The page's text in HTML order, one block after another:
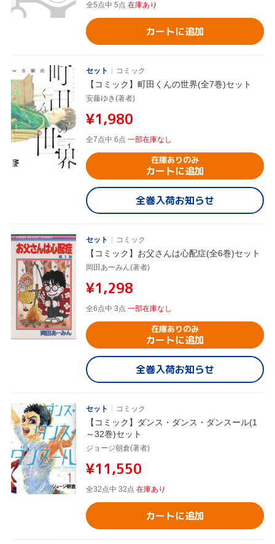
全5点中 5点 在庫あり
カートに追加
セット コミック
【コミック】町田くんの世界(全7巻)セット
安藤ゆき(著者)
¥1,980
全7点中 6点 一部在庫なし
在庫ありのみ
カートに追加
全巻入荷お知らせ
セット コミック
【コミック】お父さんは心配症(全6巻)セット
岡田あーみん(著者)
¥1,298
全6点中 3点 一部在庫なし
在庫ありのみ
カートに追加
全巻入荷お知らせ
セット コミック
【コミック】ダンス・ダンス・ダンスール(1
～32巻)セット
ジョージ朝倉(著者)
¥11,550
全32点中 32点 在庫あり
カートに追加